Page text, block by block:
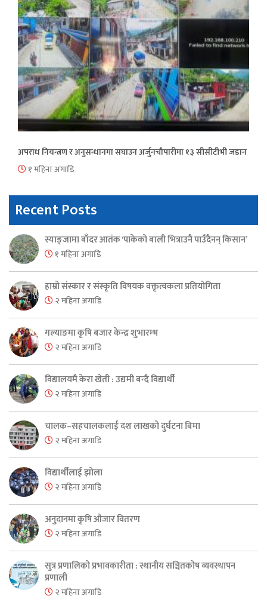
अपराध नियन्त्रण र अनुसन्धानमा सघाउन अर्जुनचौपारीमा १३ सीसीटीभी जडान
१ महिना अगाडि
Recent Posts
स्याङ्जामा बाँदर आतंक ‘पाकेको बाली भित्राउनै पाउँदैनन् किसान’
१ महिना अगाडि
हाम्रो संस्कार र संस्कृति विषयक वक्तृत्वकला प्रतियोगिता
२ महिना अगाडि
गल्याङमा कृषि बजार केन्द्र शुभारम्भ
२ महिना अगाडि
विद्यालयमै केरा खेती : उद्यमी बन्दै विद्यार्थी
२ महिना अगाडि
चालक–सहचालकलाई दश लाखको दुर्घटना बिमा
२ महिना अगाडि
विद्यार्थीलाई झोला
२ महिना अगाडि
अनुदानमा कृषि औजार वितरण
२ महिना अगाडि
सुत्र प्रणालिको प्रभावकारीता : स्थानीय सञ्चितकोष व्यवस्थापन
प्रणाली
२ महिना अगाडि